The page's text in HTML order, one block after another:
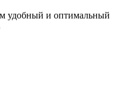
удобный и оптимальный